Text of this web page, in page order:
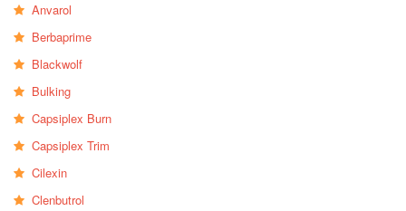
Anvarol
Berbaprime
Blackwolf
Bulking
Capsiplex Burn
Capsiplex Trim
Cilexin
Clenbutrol